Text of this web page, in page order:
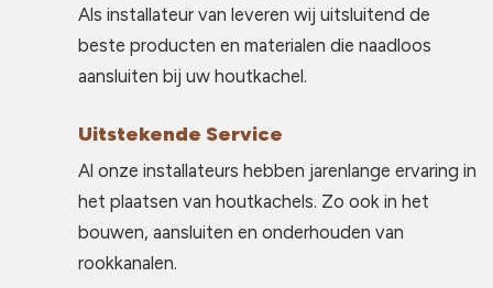
Als installateur van leveren wij uitsluitend de
beste producten en materialen die naadloos
aansluiten bij uw houtkachel.
Uitstekende Service
Al onze installateurs hebben jarenlange ervaring in
het plaatsen van houtkachels. Zo ook in het
bouwen, aansluiten en onderhouden van
rookkanalen.